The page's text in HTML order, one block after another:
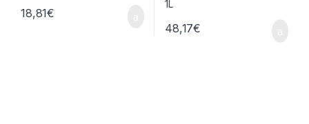
18,81€
48,17€